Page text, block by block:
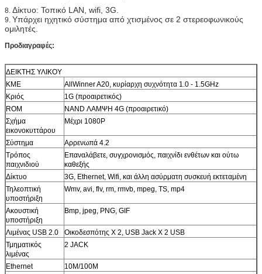
8. Δίκτυο: Τοπικό LAN, wifi, 3G.
9. Υπάρχει ηχητικό σύστημα από χτισμένος σε 2 στερεοφωνικούς
ομιλητές.
Προδιαγραφές:
ΔΕΙΚΤΗΣ ΥΛΙΚΟΥ
ΚΜΕ
AllWinner A20, κυρίαρχη συχνότητα 1.0 - 1.5GHz
Κριός
1G (προαιρετικός)
ROM
NAND ΛΑΜΨΗ 4G (προαιρετικό)
Σχήμα
εικονοκυττάρου
Μέχρι 1080P
Σύστημα
Αρρενωπά 4.2
Τρόπος
παιχνιδιού
Επαναλάβετε, συγχρονισμός, παιχνίδι ενθέτων και ούτω
καθεξής
Δίκτυο
3G, Ethernet, Wifi, και άλλη ασύρματη συσκευή εκτεταμένη
Τηλεοπτική
υποστήριξη
Wmv, avi, flv, rm, rmvb, mpeg, TS, mp4
Ακουστική
υποστήριξη
Bmp, jpeg, PNG, GIF
Λιμένας USB 2.0
Οικοδεσπότης Χ 2, USB Jack Χ 2 USB
Τμηματικός
λιμένας
2 JACK
Ethernet
10M/100M